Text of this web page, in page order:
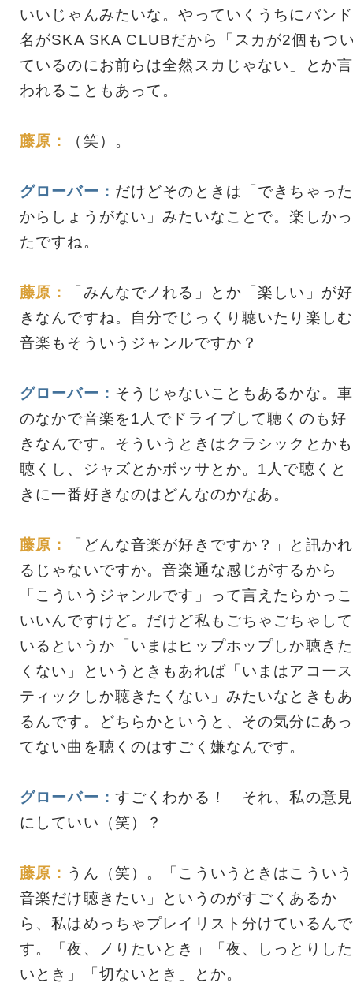
いいじゃんみたいな。やっていくうちにバンド
名がSKA SKA CLUBだから「スカが2個もつ
ているのにお前らは全然スカじゃない」とか言
われることもあって。
藤原： （笑）。
グローバー： だけどそのときは「できちゃった
からしょうがない」みたいなことで。楽しかっ
たですね。
藤原：
「みんなでノれる」とか「楽しい」が好
きなんですね。自分でじっくり聴いたり楽しむ
音楽もそういうジャンルですか？
グローバー： そうじゃないこともあるかな。車
のなかで音楽を1人でドライブして聴くのも好
きなんです。そういうときはクラシックとかも
聴くし、ジャズとかボッサとか。1人で聴くと
きに一番好きなのはどんなのかなあ。
藤原：
「どんな音楽が好きですか？」と訊かれ
るじゃないですか。音楽通な感じがするから
「こういうジャンルです」って言えたらかっこ
いいんですけど。だけど私もごちゃごちゃして
いるというか「いまはヒップホップしか聴きた
くない」というときもあれば「いまはアコース
ティックしか聴きたくない」みたいなときもあ
るんです。どちらかというと、その気分にあっ
てない曲を聴くのはすごく嫌なんです。
グローバー： すごくわかる！ それ、私の意見
にしていい（笑）？
藤原： うん（笑）。「こういうときはこういう
音楽だけ聴きたい」というのがすごくあるか
ら、私はめっちゃプレイリスト分けているんで
す。「夜、ノりたいとき」「夜、しっとりした
いとき」「切ないとき」とか。